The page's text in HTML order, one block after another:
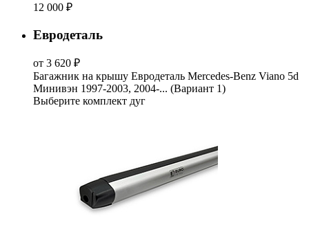
12 000 ₽
Евродеталь
от 3 620 ₽
Багажник на крышу Евродеталь Mercedes-Benz Viano 5d
Минивэн 1997-2003, 2004-... (Вариант 1)
Выберите комплект дуг